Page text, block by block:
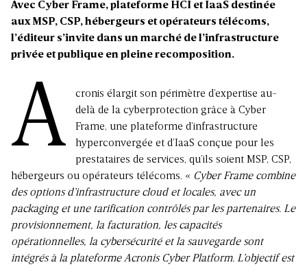
Avec Cyber Frame, plateforme HCI et IaaS destinée
aux MSP, CSP, hébergeurs et opérateurs télécoms,
l’éditeur s’invite dans un marché de l’infrastructure
privée et publique en pleine recomposition.
A
cronis élargit son périmètre d’expertise au-
delà de la cyberprotection grâce à Cyber
Frame, une plateforme d’infrastructure
hyperconvergée et d’IaaS conçue pour les
prestataires de services, qu’ils soient MSP, CSP,
hébergeurs ou opérateurs télécoms. « Cyber Frame combine
des options d’infrastructure cloud et locales, avec un
packaging et une tarification contrôlés par les partenaires. Le
provisionnement, la facturation, les capacités
opérationnelles, la cybersécurité et la sauvegarde sont
intégrés à la plateforme Acronis Cyber Platform. L’objectif est